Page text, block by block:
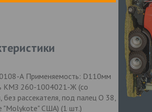
А Применяемость: D110мм
КМЗ 260-1004021-Ж (со
без рассекателя, под палец O 38,
"Molykote" США) (1 шт.)